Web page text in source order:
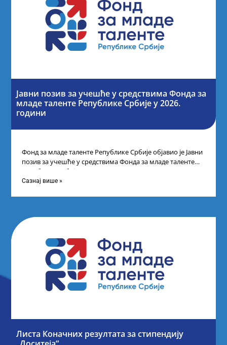
Јавни позив за учешће у средствима Фонда за
младе таленте Републике Србије у 2026.
години
Фонд за младе таленте Републике Србије објавио је Јавни
позив за учешће у средствима Фонда за младе таленте
Републике Србије
Сазнај више »
Листа Коначних резултата за стипендију